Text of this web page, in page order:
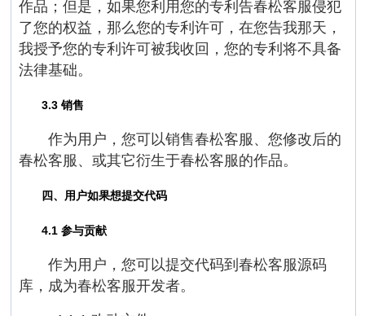
作品；但是，如果您利用您的专利告春松客服侵犯
了您的权益，那么您的专利许可，在您告我那天，
我授予您的专利许可被我收回，您的专利将不具备
法律基础。
3.3 销售
作为用户，您可以销售春松客服、您修改后的
春松客服、或其它衍生于春松客服的作品。
四、用户如果想提交代码
4.1 参与贡献
作为用户，您可以提交代码到春松客服源码
库，成为春松客服开发者。